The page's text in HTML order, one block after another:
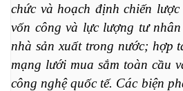
chức và hoạch định chiến
vốn công và lực lượng tư
nhà sản xuất trong nước; hợp
mạng lưới mua sắm toàn cầu
công nghệ quốc tế. Các biện